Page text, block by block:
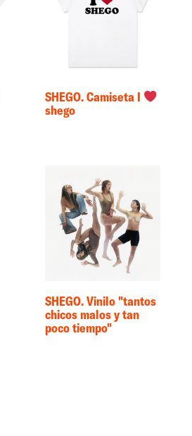
SHEGO. Camiseta I
shego
SHEGO. Vinilo "tantos
chicos malos y tan
poco tiempo"